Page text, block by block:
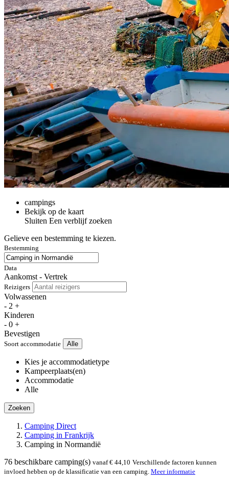
campings
Bekijk op de kaart
Sluiten Een verblijf zoeken
Gelieve een bestemming te kiezen.
Bestemming
Data
Aankomst - Vertrek
Reizigers
Volwassenen
- 2 +
Kinderen
- 0 +
Bevestigen
Soort accommodatie Alle
Kies je accommodatietype
Kampeerplaats(en)
Accommodatie
Alle
Zoeken
Camping Direct
Camping in Frankrijk
Camping in Normandië
76 beschikbare camping(s) vanaf € 44,10 Verschillende factoren kunnen
invloed hebben op de klassificatie van een camping. Meer informatie